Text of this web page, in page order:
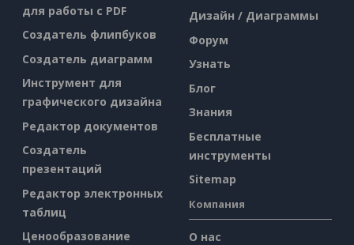
для работы с PDF
Создатель флипбуков
Создатель диаграмм
Инструмент для
графического дизайна
Редактор документов
Создатель
презентаций
Редактор электронных
таблиц
Ценообразование
Дизайн / Диаграммы
Форум
Узнать
Блог
Знания
Бесплатные
инструменты
Sitemap
Компания
О нас